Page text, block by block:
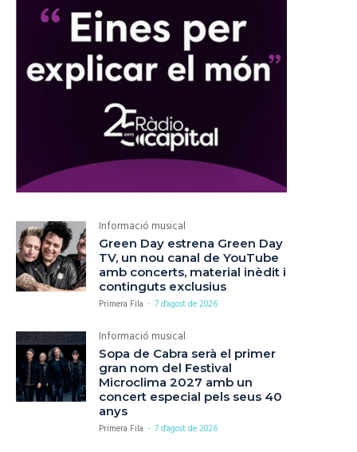
Informació musical
Green Day estrena Green Day
TV, un nou canal de YouTube
amb concerts, material inèdit i
continguts exclusius
Primera Fila - 7 d'agost de 2026
Informació musical
Sopa de Cabra serà el primer
gran nom del Festival
Microclima 2027 amb un
concert especial pels seus 40
anys
Primera Fila - 7 d'agost de 2026